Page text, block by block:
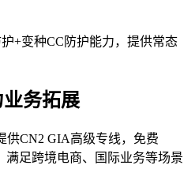
+变种CC防护能力，提供常态
业务拓展
供CN2 GIA高级专线，免费
满足跨境电商、国际业务等场景